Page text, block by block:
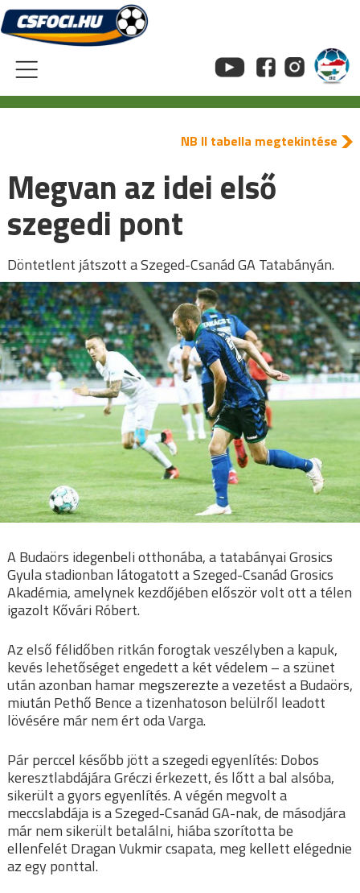
Skip
to
content
NB II tabella megtekintése
Megvan az idei első
szegedi pont
Döntetlent játszott a Szeged-Csanád GA Tatabányán.
A Budaörs idegenbeli otthonába, a tatabányai Grosics
Gyula stadionban látogatott a Szeged-Csanád Grosics
Akadémia, amelynek kezdőjében először volt ott a télen
igazolt Kővári Róbert.
Az első félidőben ritkán forogtak veszélyben a kapuk,
kevés lehetőséget engedett a két védelem – a szünet
után azonban hamar megszerezte a vezetést a Budaörs,
miután Pethő Bence a tizenhatoson belülről leadott
lövésére már nem ért oda Varga.
Pár perccel később jött a szegedi egyenlítés: Dobos
keresztlabdájára Gréczi érkezett, és lőtt a bal alsóba,
sikerült a gyors egyenlítés. A végén megvolt a
meccslabdája is a Szeged-Csanád GA-nak, de másodjára
már nem sikerült betalálni, hiába szorította be
ellenfelét Dragan Vukmir csapata, meg kellett elégednie
az egy ponttal.